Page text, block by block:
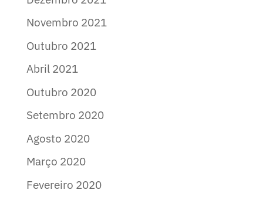
Novembro 2021
Outubro 2021
Abril 2021
Outubro 2020
Setembro 2020
Agosto 2020
Março 2020
Fevereiro 2020